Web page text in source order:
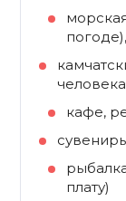
человека
кафе,
плату)